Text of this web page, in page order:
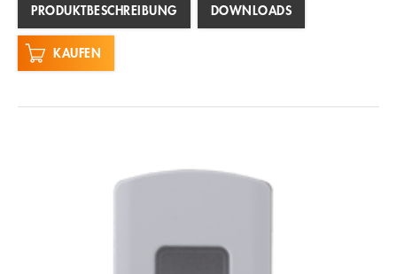
PRODUKTBESCHREIBUNG DOWNLOADS
KAUFEN